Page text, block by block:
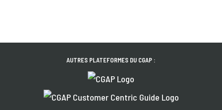
AUTRES PLATEFORMES DU CGAP :